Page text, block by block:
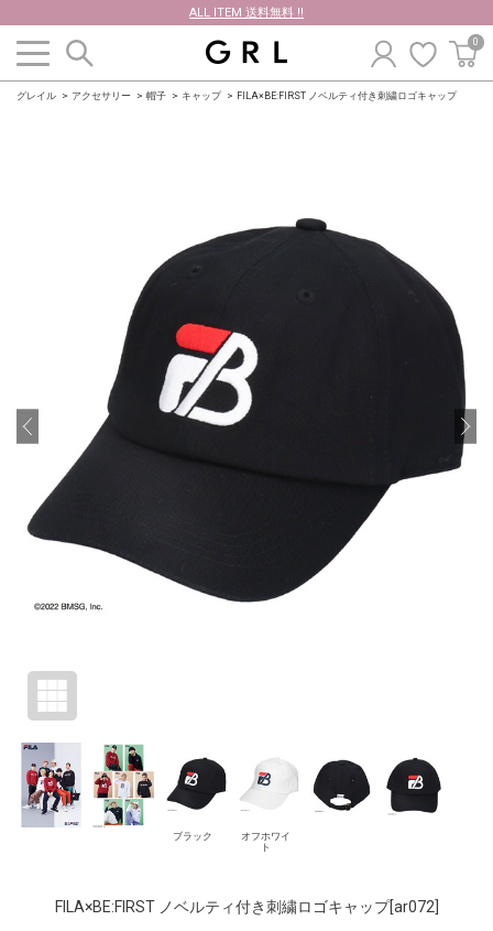
ALL ITEM 送料無料 !!
0
グレイル アクセサリー 帽子 キャップ FILA×BE:FIRST ノベルティ付き刺繍ロゴキャップ
ブラック
オフホワイ
ト
FILA×BE:FIRST ノベルティ付き刺繍ロゴキャップ[ar072]